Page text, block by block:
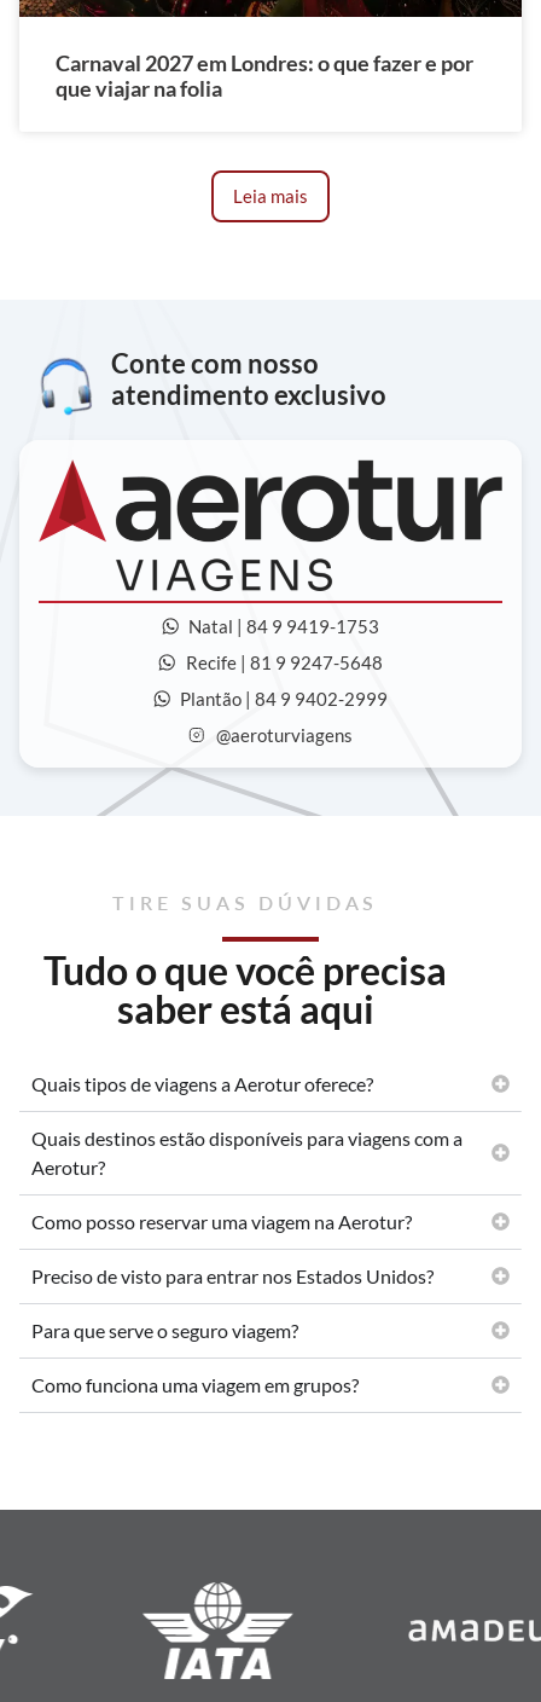
Carnaval 2027 em Londres: o que fazer e por
que viajar na folia
Leia mais
Conte com nosso
atendimento exclusivo
Natal | 84 9 9419-1753
Recife | 81 9 9247-5648
Plantão | 84 9 9402-2999
@aeroturviagens
TIRE SUAS DÚVIDAS
Tudo o que você precisa
saber está aqui
Quais tipos de viagens a Aerotur oferece?
Quais destinos estão disponíveis para viagens com a
Aerotur?
Como posso reservar uma viagem na Aerotur?
Preciso de visto para entrar nos Estados Unidos?
Para que serve o seguro viagem?
Como funciona uma viagem em grupos?